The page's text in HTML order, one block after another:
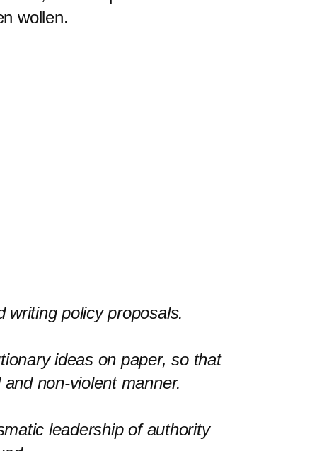
wollen.
policy proposals.
ideas on paper, so that
non-violent manner.
leadership of authority